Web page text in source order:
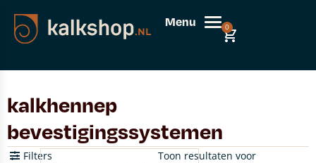
Menu 0
kalkhennep
bevestigingssystemen
Toon resultaten voor
Filters